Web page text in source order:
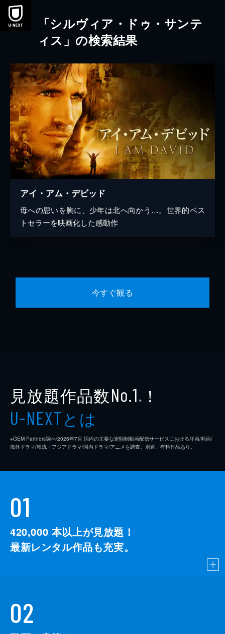
本文へスキップ
「シルヴィア・ドゥ・サンテ
ィス」の検索結果
アイ・アム・デビッド
母への思いを胸に、少年は北へ向かう…。世界的ベス
トセラーを映画化した感動作
今すぐ観る
見放題作品数No.1 ※ ！
U-NEXTとは
※GEM Partners調べ/2026年7⽉ 国内の主要な定額制動画配信サービスにおける洋画/邦画/
海外ドラマ/韓流・アジアドラマ/国内ドラマ/アニメを調査。別途、有料作品あり。
01
420,000 本以上が見放題！
最新レンタル作品も充実。
02